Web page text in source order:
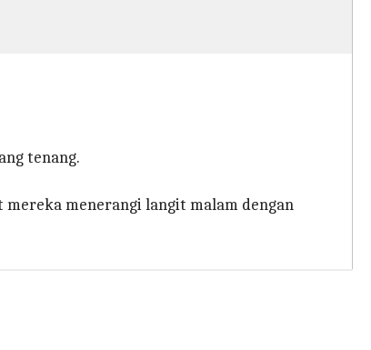
tenang.
menerangi langit malam dengan